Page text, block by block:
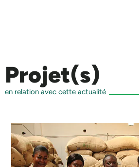
Projet(s)
en relation avec cette actualité